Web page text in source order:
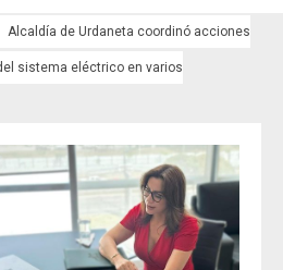
Alcaldía de Urdaneta coordinó acciones
sistema eléctrico en varios